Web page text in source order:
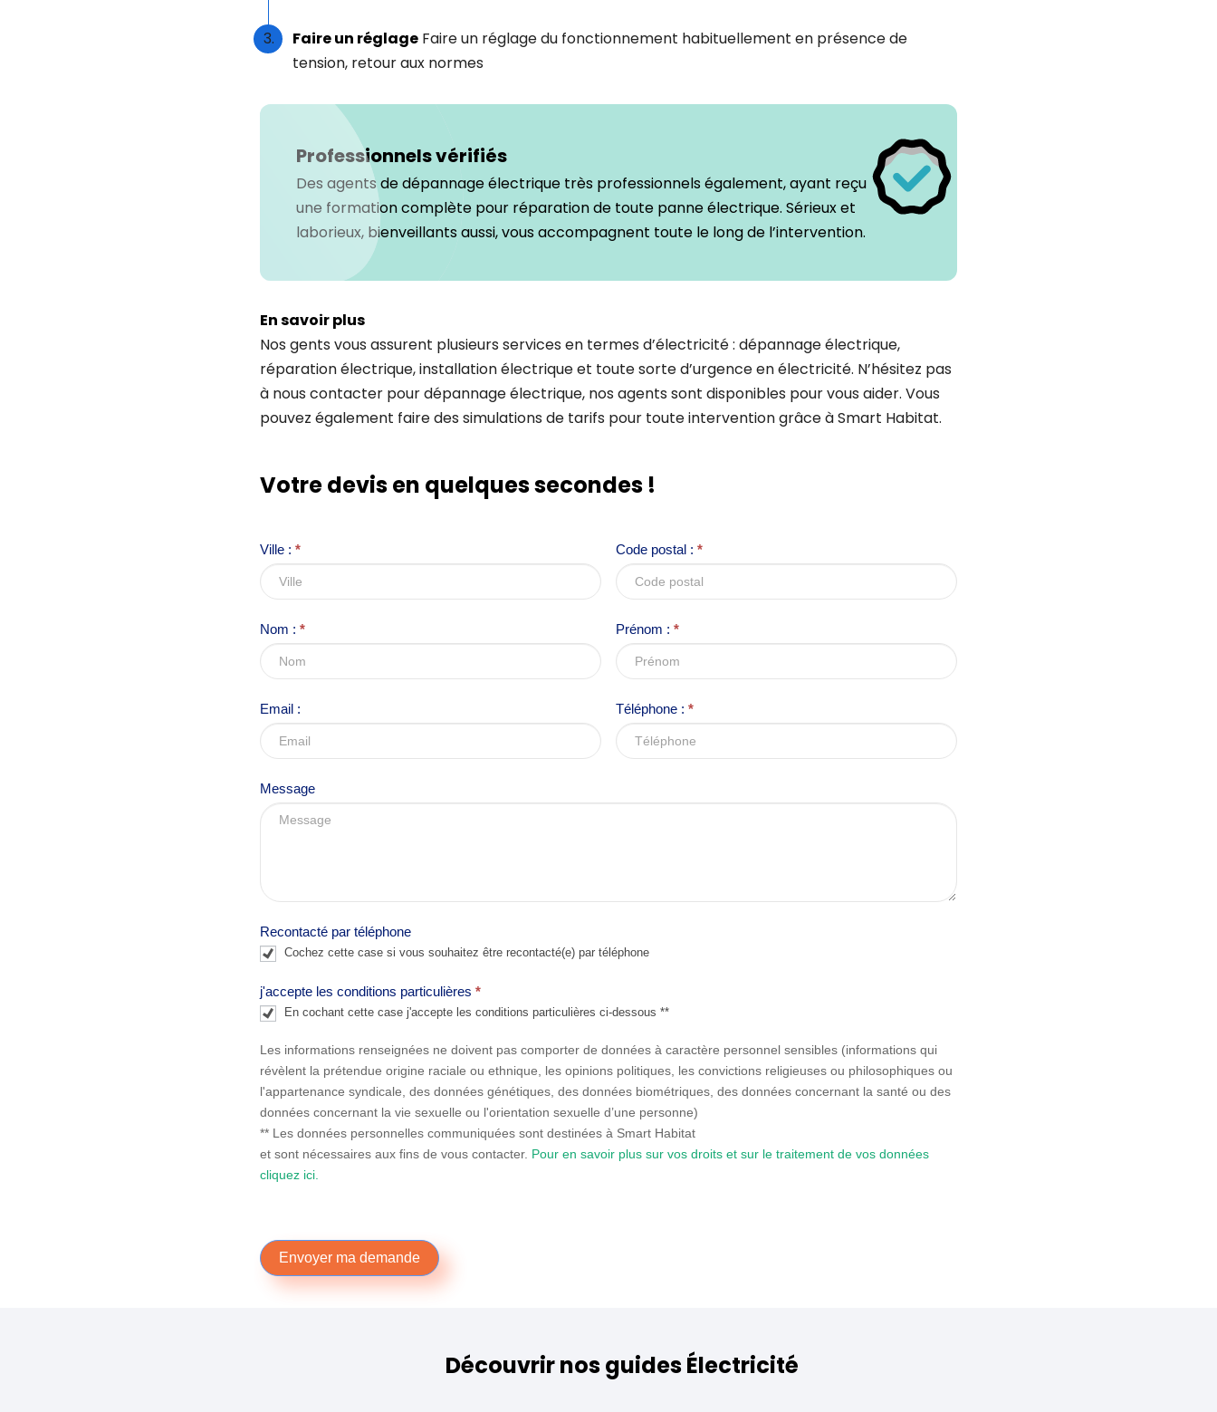
Faire un réglage Faire un réglage du fonctionnement habituellement en présence de
tension, retour aux normes
Professionnels vérifiés
Des agents de dépannage électrique très professionnels également, ayant reçu
une formation complète pour réparation de toute panne électrique. Sérieux et
laborieux, bienveillants aussi, vous accompagnent toute le long de l’intervention.
En savoir plus
Nos gents vous assurent plusieurs services en termes d’électricité : dépannage électrique,
réparation électrique, installation électrique et toute sorte d’urgence en électricité. N’hésitez pas
à nous contacter pour dépannage électrique, nos agents sont disponibles pour vous aider. Vous
pouvez également faire des simulations de tarifs pour toute intervention grâce à Smart Habitat.
Votre devis en quelques secondes !
Ville : * Code postal : *
Nom : * Prénom : *
Email : Téléphone : *
Message
Recontacté par téléphone
Cochez cette case si vous souhaitez être recontacté(e) par téléphone
j'accepte les conditions particulières *
En cochant cette case j'accepte les conditions particulières ci-dessous **
Les informations renseignées ne doivent pas comporter de données à caractère personnel sensibles (informations qui
révèlent la prétendue origine raciale ou ethnique, les opinions politiques, les convictions religieuses ou philosophiques ou
l'appartenance syndicale, des données génétiques, des données biométriques, des données concernant la santé ou des
données concernant la vie sexuelle ou l'orientation sexuelle d’une personne)
** Les données personnelles communiquées sont destinées à Smart Habitat
et sont nécessaires aux fins de vous contacter. Pour en savoir plus sur vos droits et sur le traitement de vos données
cliquez ici.
f
a
e
m
a
,
t
h
s
i
e
d
b
l
k
.
Envoyer ma demande
Découvrir nos guides Électricité